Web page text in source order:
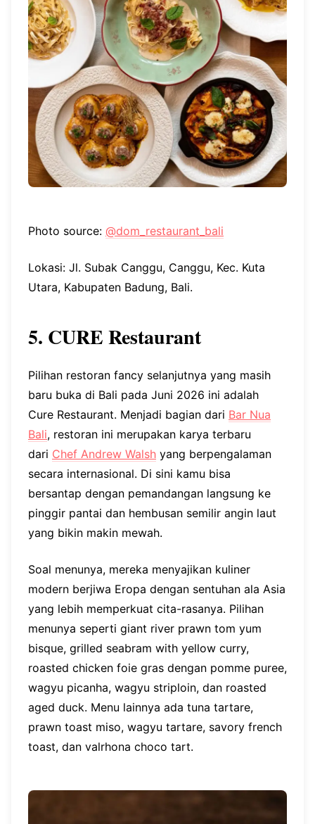
Photo source: @dom_restaurant_bali
Lokasi: Jl. Subak Canggu, Canggu, Kec. Kuta
Utara, Kabupaten Badung, Bali.
5. CURE Restaurant
Pilihan restoran fancy selanjutnya yang masih
baru buka di Bali pada Juni 2026 ini adalah
Cure Restaurant. Menjadi bagian dari Bar Nua
Bali, restoran ini merupakan karya terbaru
dari Chef Andrew Walsh yang berpengalaman
secara internasional. Di sini kamu bisa
bersantap dengan pemandangan langsung ke
pinggir pantai dan hembusan semilir angin laut
yang bikin makin mewah.
Soal menunya, mereka menyajikan kuliner
modern berjiwa Eropa dengan sentuhan ala Asia
yang lebih memperkuat cita-rasanya. Pilihan
menunya seperti giant river prawn tom yum
bisque, grilled seabram with yellow curry,
roasted chicken foie gras dengan pomme puree,
wagyu picanha, wagyu striploin, dan roasted
aged duck. Menu lainnya ada tuna tartare,
prawn toast miso, wagyu tartare, savory french
toast, dan valrhona choco tart.